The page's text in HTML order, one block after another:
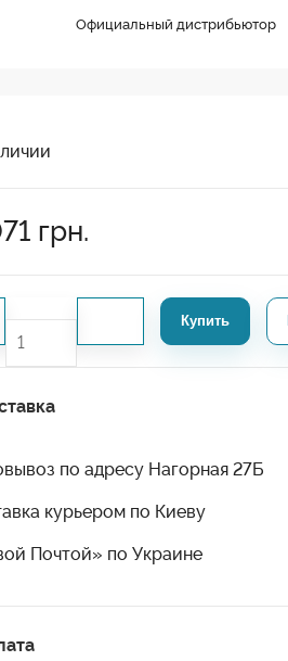
Официальный дистрибьютор
грн.
Купить
по адресу Нагорная 27Б
курьером по Киеву
Почтой» по Украине